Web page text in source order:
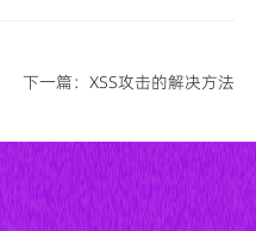
下一篇：XSS攻击的解决方法